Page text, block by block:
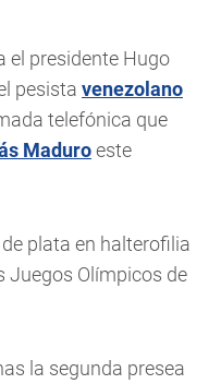
el presidente Hugo
pesista venezolano
telefónica que
Maduroeste
plata en halterofilia
Juegos Olímpicos de
la segunda presea